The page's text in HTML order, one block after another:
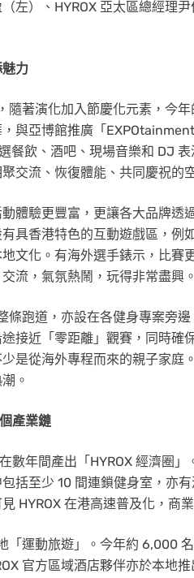
左）、HYROX 亞太區總經理
力
隨著演化加入節慶化元素，今
與亞博館推廣「
餐飲、酒吧、現場音樂和 DJ
交流、恢復體能、共同慶祝的
體驗更豐富，更讓各大品牌透
具香港特色的互動遊戲區，例
文化。有海外選手錶示，比賽
流，氣氛熱鬧，玩得非常盡興。
條跑道，亦設在各健身專案旁
接近「零距離」觀賽，同時確
是從海外專程而來的親子家庭
。
產業鏈
數年間產出「HYROX 經濟圈
括至少 10 間連鎖健身室，亦
HYROX 在港高速普及化，商
「運動旅遊」。今年約 6,000
官方區域酒店夥伴亦於本地